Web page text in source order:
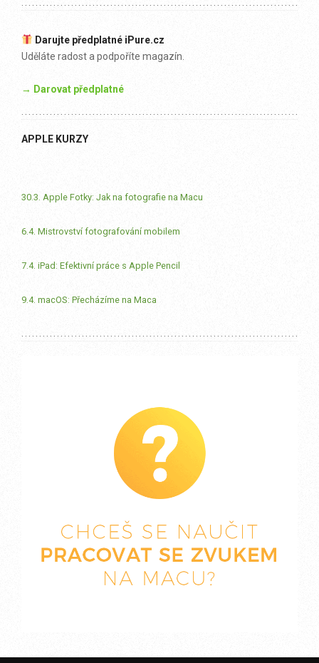
Darujte předplatné iPure.cz
Uděláte radost a podpoříte magazín.
→ Darovat předplatné
APPLE KURZY
30.3. Apple Fotky: Jak na fotografie na Macu
6.4. Mistrovství fotografování mobilem
7.4. iPad: Efektivní práce s Apple Pencil
9.4. macOS: Přecházíme na Maca